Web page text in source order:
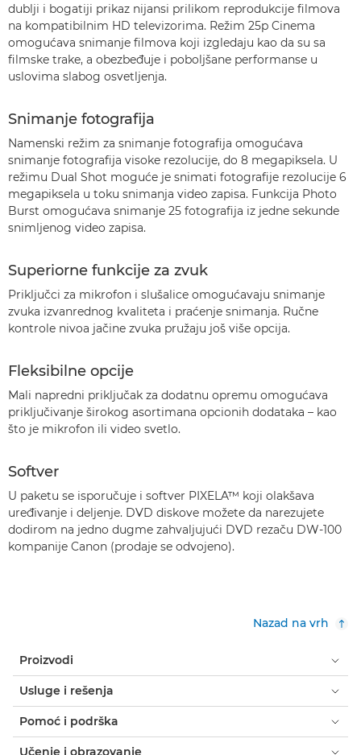
dublji i bogatiji prikaz nijansi prilikom reprodukcije filmova
na kompatibilnim HD televizorima. Režim 25p Cinema
omogućava snimanje filmova koji izgledaju kao da su sa
filmske trake, a obezbeđuje i poboljšane performanse u
uslovima slabog osvetljenja.
Snimanje fotografija
Namenski režim za snimanje fotografija omogućava
snimanje fotografija visoke rezolucije, do 8 megapiksela. U
režimu Dual Shot moguće je snimati fotografije rezolucije 6
megapiksela u toku snimanja video zapisa. Funkcija Photo
Burst omogućava snimanje 25 fotografija iz jedne sekunde
snimljenog video zapisa.
Superiorne funkcije za zvuk
Priključci za mikrofon i slušalice omogućavaju snimanje
zvuka izvanrednog kvaliteta i praćenje snimanja. Ručne
kontrole nivoa jačine zvuka pružaju još više opcija.
Fleksibilne opcije
Mali napredni priključak za dodatnu opremu omogućava
priključivanje širokog asortimana opcionih dodataka – kao
što je mikrofon ili video svetlo.
Softver
U paketu se isporučuje i softver PIXELA™ koji olakšava
uređivanje i deljenje. DVD diskove možete da narezujete
dodirom na jedno dugme zahvaljujući DVD rezaču DW-100
kompanije Canon (prodaje se odvojeno).
Nazad na vrh
Proizvodi
Usluge i rešenja
Pomoć i podrška
Učenje i obrazovanje